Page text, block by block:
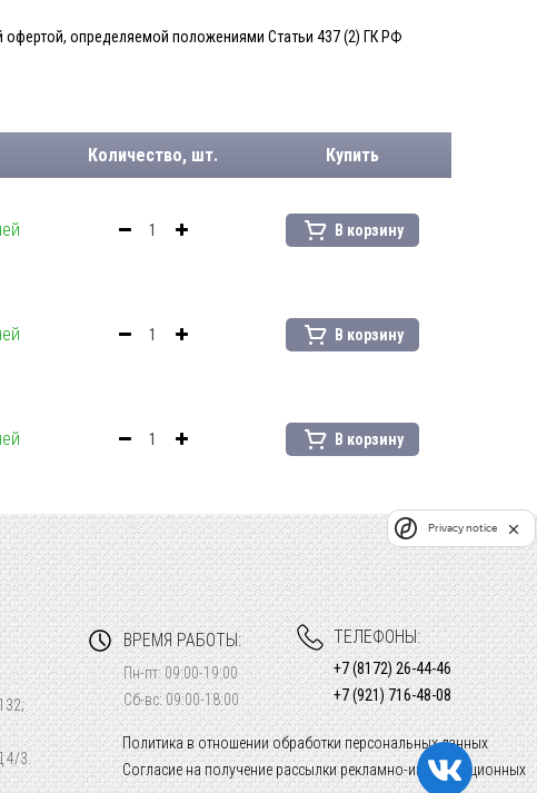
офертой, определяемой положениями Статьи 437 (2) ГК РФ
Количество, шт. Купить
В корзину
В корзину
В корзину
3.
ВРЕМЯ РАБОТЫ:
Пн-пт: 09:00-19:00
Сб-вс: 09:00-18:00
Политика в отношении обработки персональных данных
Согласие на получение рассылки рекламно-информационных
ТЕЛЕФОНЫ:
+7 (8172) 26-44-46
+7 (921) 716-48-08
Privacy notice